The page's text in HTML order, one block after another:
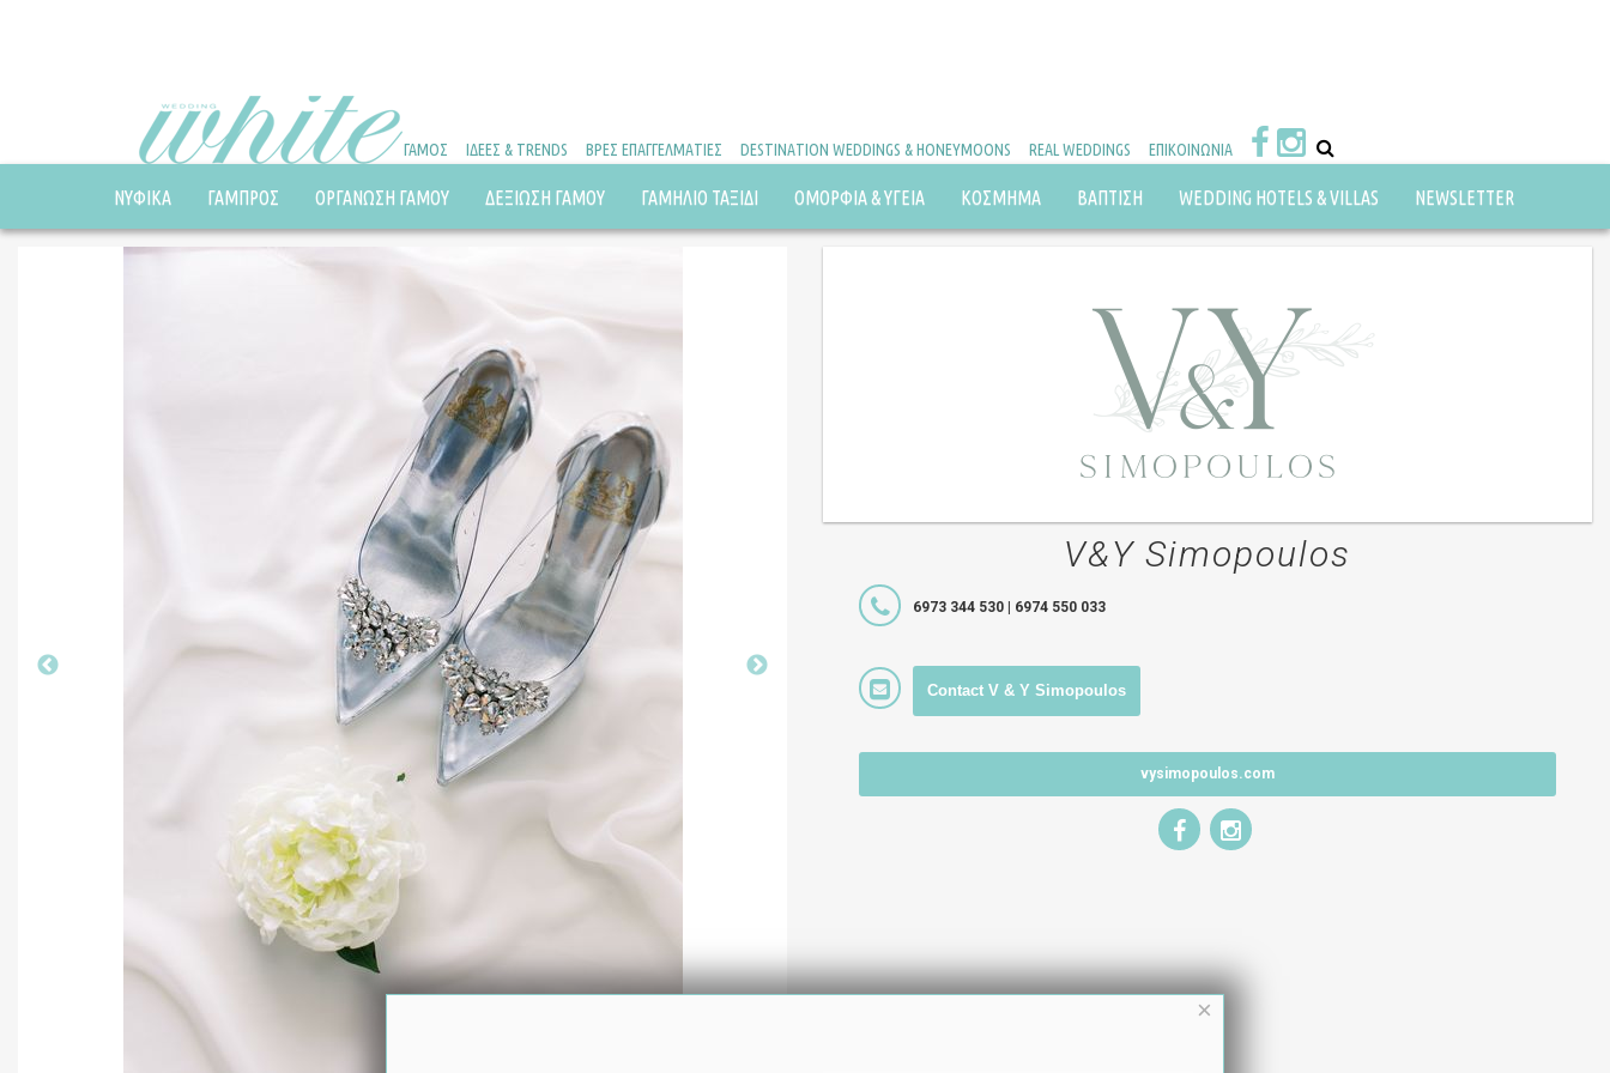
ΓΑΜΟΣ ΙΔΕΕΣ & TRENDS ΒΡΕΣ ΕΠΑΓΓΕΛΜΑΤΙΕΣ DESTINATION WEDDINGS & HONEYMOONS REAL WEDDINGS ΕΠΙΚΟΙΝΩΝΙΑ
ΝΥΦΙΚΑ ΓΑΜΠΡΟΣ ΟΡΓΑΝΩΣΗ ΓΑΜΟΥ ΔΕΞΙΩΣΗ ΓΑΜΟΥ ΓΑΜΗΛΙΟ ΤΑΞΙΔΙ ΟΜΟΡΦΙΑ & ΥΓΕΙΑ ΚΟΣΜΗΜΑ ΒΑΠΤΙΣΗ WEDDING HOTELS & VILLAS NEWSLETTER
V&Y Simopoulos
6973 344 530 | 6974 550 033
Contact V & Y Simopoulos
vysimopoulos.com
×